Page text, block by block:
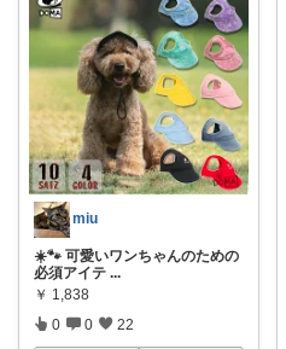
miu
☀️🐾 可愛いワンちゃんのための
必須アイテ ...
￥ 1,838
0 0 22